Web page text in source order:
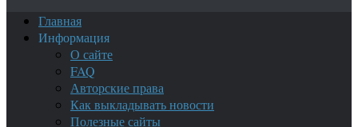
Главная
Информация
О сайте
FAQ
Авторские права
Как выкладывать новости
Полезные сайты